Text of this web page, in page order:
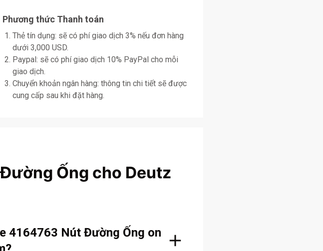
Phương thức Thanh toán
Thẻ tín dụng: sẽ có phí giao dịch 3% nếu đơn hàng
dưới 3,000 USD.
Paypal: sẽ có phí giao dịch 10% PayPal cho mỗi
giao dịch.
Chuyển khoản ngân hàng: thông tin chi tiết sẽ được
cung cấp sau khi đặt hàng.
Ống cho Deutz
4164763 Nút Đường Ống on